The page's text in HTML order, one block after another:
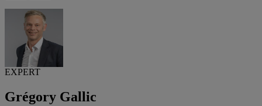
EXPERT
Grégory Gallic